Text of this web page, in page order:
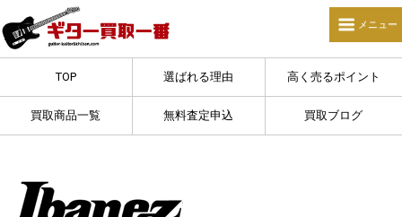
TOP 選ばれる理由 高く売るポイント
買取商品一覧 無料査定申込 買取ブログ